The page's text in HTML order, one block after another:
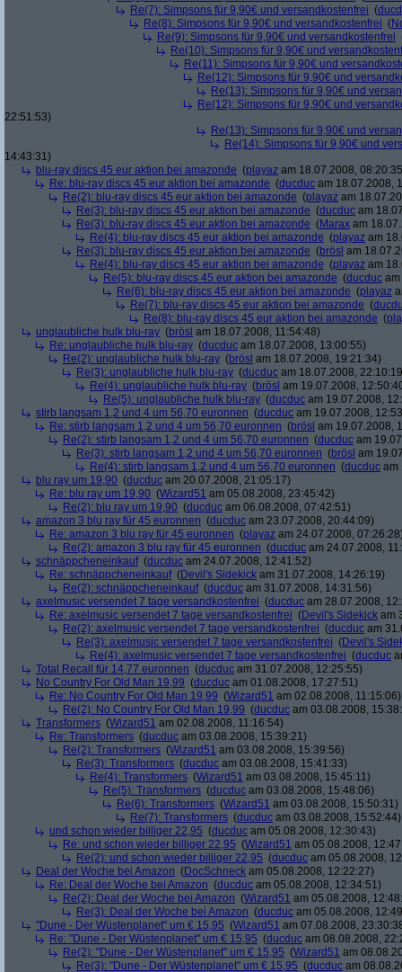
Re(7): Simpsons für 9,90€ und versandkostenfrei (
Re(8): Simpsons für 9,90€ und versandkostenfrei (
Re(9): Simpsons für 9,90€ und versandkostenfrei
Re(10): Simpsons für 9,90€ und
Re(11): Simpsons für 9,90€ und
Re(12): Simpsons für 9,90€ und
Re(13): Simpsons für 9,90€ und
Re(12): Simpsons für 9,90€ und
22:51:53)
Re(13): Simpsons für 9,90€ und
Re(14): Simpsons für 9,90€ und
14:43:31)
blu-ray discs 45 eur aktion bei amazonde (playaz am 18.07.2008,
Re: blu-ray discs 45 eur aktion bei amazonde (ducduc am 18.07.2008,
Re(2): blu-ray discs 45 eur aktion bei amazonde (playaz am
Re(3): blu-ray discs 45 eur aktion bei amazonde (ducduc am
Re(3): blu-ray discs 45 eur aktion bei amazonde (Marax am
Re(4): blu-ray discs 45 eur aktion bei amazonde (playaz am
Re(3): blu-ray discs 45 eur aktion bei amazonde (brösl am
Re(4): blu-ray discs 45 eur aktion bei amazonde (playaz am
Re(5): blu-ray discs 45 eur aktion bei amazonde (ducduc
Re(6): blu-ray discs 45 eur aktion bei amazonde (playaz
Re(7): blu-ray discs 45 eur aktion bei amazonde (
Re(8): blu-ray discs 45 eur aktion bei amazonde (
unglaubliche hulk blu-ray (brösl am 18.07.2008, 11:54:48)
Re: unglaubliche hulk blu-ray (ducduc am 18.07.2008, 13:00:55)
Re(2): unglaubliche hulk blu-ray (brösl am 18.07.2008, 19:21:34)
Re(3): unglaubliche hulk blu-ray (ducduc am 18.07.2008,
Re(4): unglaubliche hulk blu-ray (brösl am 19.07.2008,
Re(5): unglaubliche hulk blu-ray (ducduc am 19.07.2008,
stirb langsam 1,2 und 4 um 56,70 euronnen (ducduc am 19.07.2008,
Re: stirb langsam 1,2 und 4 um 56,70 euronnen (brösl am 19.07.2008,
Re(2): stirb langsam 1,2 und 4 um 56,70 euronnen (ducduc am
Re(3): stirb langsam 1,2 und 4 um 56,70 euronnen (brösl am
Re(4): stirb langsam 1,2 und 4 um 56,70 euronnen (ducduc am
blu ray um 19,90 (ducduc am 20.07.2008, 21:05:17)
Re: blu ray um 19,90 (Wizard51 am 05.08.2008, 23:45:42)
Re(2): blu ray um 19,90 (ducduc am 06.08.2008, 07:42:51)
amazon 3 blu ray für 45 euronnen (ducduc am 23.07.2008, 20:44:09)
Re: amazon 3 blu ray für 45 euronnen (playaz am 24.07.2008,
Re(2): amazon 3 blu ray für 45 euronnen (ducduc am 24.07.2008,
schnäppcheneinkauf(ducduc am 24.07.2008, 12:41:52)
Re: schnäppcheneinkauf(Devil's Sidekick am 31.07.2008, 14:26:19)
Re(2): schnäppcheneinkauf(ducduc am 31.07.2008, 14:31:56)
axelmusic versendet 7 tage versandkostenfrei (ducduc am 28.07.2008,
Re: axelmusic versendet 7 tage versandkostenfrei (Devil's Sidekick am
Re(2): axelmusic versendet 7 tage versandkostenfrei (ducduc am
Re(3): axelmusic versendet 7 tage versandkostenfrei (Devil's
Re(4): axelmusic versendet 7 tage versandkostenfrei (ducduc
Total Recall für 14,77 euronnen (ducduc am 31.07.2008, 12:25:55)
No Country For Old Man 19,99 (ducduc am 01.08.2008, 17:27:51)
Re: No Country For Old Man 19,99 (Wizard51 am 02.08.2008, 11:15:06)
Re(2): No Country For Old Man 19,99 (ducduc am 03.08.2008,
Transformers (Wizard51 am 02.08.2008, 11:16:54)
Re: Transformers (ducduc am 03.08.2008, 15:39:21)
Re(2): Transformers (Wizard51 am 03.08.2008, 15:39:56)
Re(3): Transformers (ducduc am 03.08.2008, 15:41:33)
Re(4): Transformers (Wizard51 am 03.08.2008, 15:45:11)
Re(5): Transformers (ducduc am 03.08.2008, 15:48:06)
Re(6): Transformers (Wizard51 am 03.08.2008, 15:50:31)
Re(7): Transformers (ducduc am 03.08.2008, 15:52:44)
und schon wieder billiger 22,95 (ducduc am 05.08.2008, 12:30:43)
Re: und schon wieder billiger 22,95 (Wizard51 am 05.08.2008,
Re(2): und schon wieder billiger 22,95 (ducduc am 05.08.2008,
Deal der Woche bei Amazon (DocSchneck am 05.08.2008, 12:22:27)
Re: Deal der Woche bei Amazon (ducduc am 05.08.2008, 12:34:51)
Re(2): Deal der Woche bei Amazon (Wizard51 am 05.08.2008,
Re(3): Deal der Woche bei Amazon (ducduc am 05.08.2008,
"Dune - Der Wüstenplanet" um € 15,95 (Wizard51 am 07.08.2008,
Re: "Dune - Der Wüstenplanet" um € 15,95 (ducduc am 08.08.2008,
Re(2): "Dune - Der Wüstenplanet" um € 15,95 (Wizard51 am
Re(3): "Dune - Der Wüstenplanet" um € 15,95 (ducduc am